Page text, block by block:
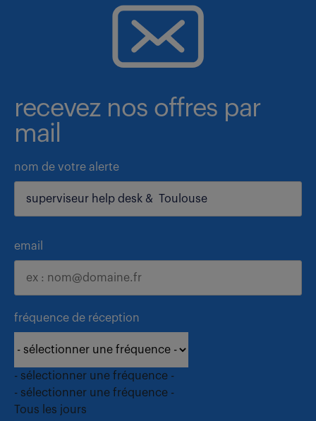
recevez nos offres par
mail
nom de votre alerte
email
fréquence de réception
- sélectionner une fréquence -
- sélectionner une fréquence -
Tous les jours